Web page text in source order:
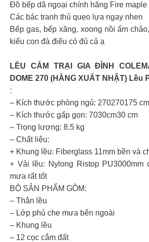
Đồ bếp dã ngoại chính hãng Fire maple
Các bác tranh thủ quẹo lựa ngay nhen
Bếp gas, bếp xăng, xoong nồi ấm
kiểu con đà điểu có đủ cả ạ
LỀU CẮM TRẠI GIA ĐÌNH
DOME 270 (HÀNG XUẤT NHẬT) Lều
:
– Kích thước phòng ngủ: 270270175
– Kích thước gấp gọn: 7030cm30 cm
– Trọng lượng: 8.5 kg
– Chất liệu:
+ Khung lều: Fiberglass 11mm bền và
+ Vải lều: Nylong Ristop PU3000mm
mưa rất tốt
BỘ SẢN PHẨM GỒM:
– Thân lều
– Lớp phủ che mưa bên ngoài
– Khung lều
– 12 cọc cắm đất